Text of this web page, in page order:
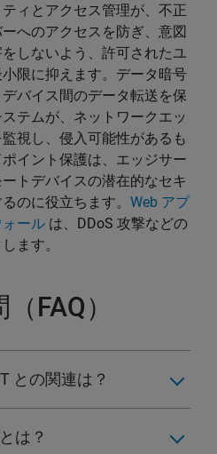
ィとアクセス管理が、不正
へのアクセスを防ぎ、意図
しないよう、許可されたユ
限に抑えます。データ暗号
バイス間のデータ転送を保
テムが、ネットワークエッ
視し、侵入可能性があるも
イント保護は、エッジサー
トデバイスの潜在的なセキ
のに役立ちます。 Web アプ
ール は、DDoS 攻撃などの
ます。
FAQ）
との関連は？
は？